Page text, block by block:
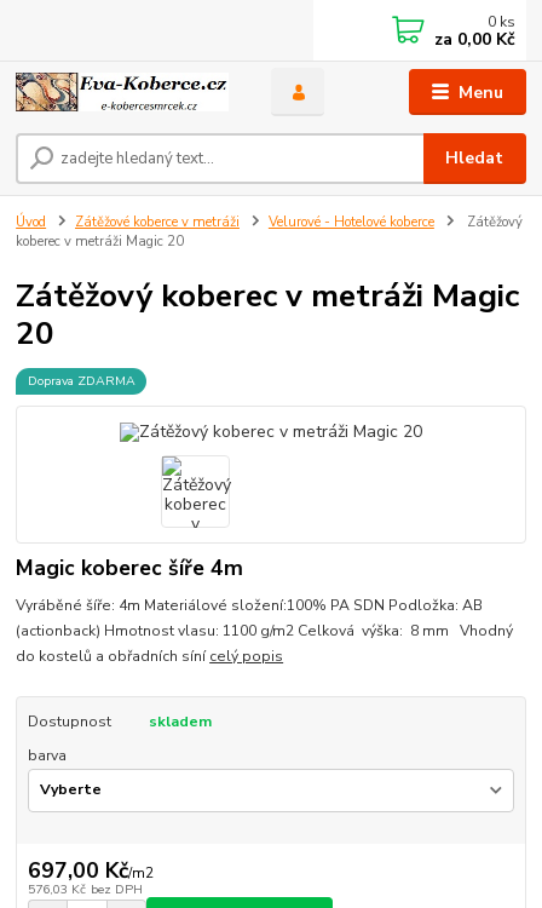
Menu
Hledat
0 ks
za 0,00 Kč
Úvod Zátěžové koberce v metráži Velurové - Hotelové koberce
Zátěžový
koberec v metráži Magic 20
Zátěžový koberec v metráži Magic
20
Doprava ZDARMA
Magic koberec šíře 4m
Vyráběné šíře: 4m Materiálové složení:100% PA SDN Podložka: AB
(actionback) Hmotnost vlasu: 1100 g/m2 Celková výška: 8 mm Vhodný
do kostelů a obřadních sínícelý popis
Dostupnost
skladem
barva
697,00 Kč/m2
576,03 Kč bez DPH